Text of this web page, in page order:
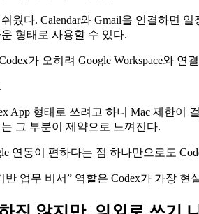
웠다. Calendar와 Gmail을 연결하면
형태로 사용할 수 있다.
가 오히려 Google Workspace와
App 형태로 쓰려고 하니 Mac 제한
그 부분이 제약으로 느껴진다.
연동이 편하다는 점 하나만으로도
반 업무 비서” 역할은 Codex가 가장 현